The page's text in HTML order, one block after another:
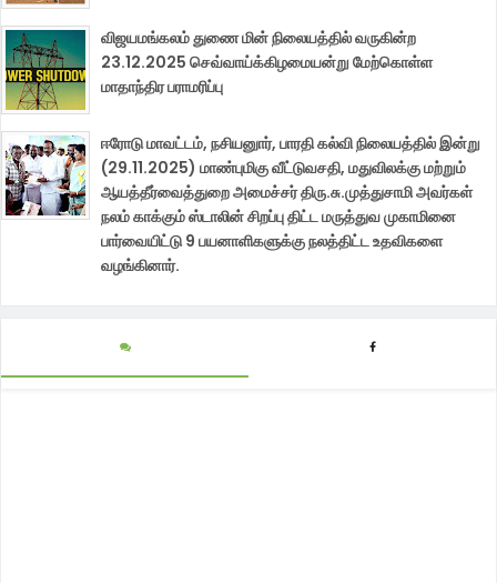
விஜயமங்கலம் துணை மின் நிலையத்தில் வருகின்ற
23.12.2025 செவ்வாய்க்கிழமையன்று மேற்கொள்ள
மாதாந்திர பராமரிப்பு
ஈரோடு மாவட்டம், நசியனுார், பாரதி கல்வி நிலையத்தில் இன்று
(29.11.2025) மாண்புமிகு வீட்டுவசதி, மதுவிலக்கு மற்றும்
ஆயத்தீர்வைத்துறை அமைச்சர் திரு.சு.முத்துசாமி அவர்கள்
நலம் காக்கும் ஸ்டாலின் சிறப்பு திட்ட மருத்துவ முகாமினை
பார்வையிட்டு 9 பயனாளிகளுக்கு நலத்திட்ட உதவிகளை
வழங்கினார்.